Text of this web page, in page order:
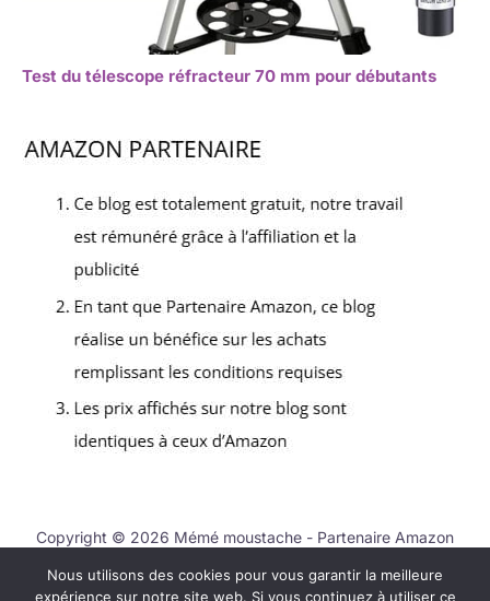
Test du télescope réfracteur 70 mm pour débutants
Copyright © 2026 Mémé moustache - Partenaire Amazon
Contact
Nous utilisons des cookies pour vous garantir la meilleure
expérience sur notre site web. Si vous continuez à utiliser ce